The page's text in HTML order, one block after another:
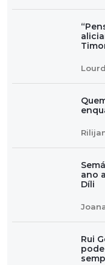
ano
Díli
Rui